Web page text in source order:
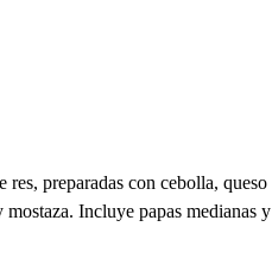
preparadas con cebolla, queso
Incluye papas medianas y